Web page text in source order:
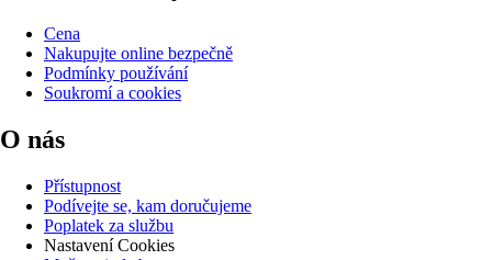
Cena
Nakupujte online bezpečně
Podmínky používání
Soukromí a cookies
O nás
Přístupnost
Podívejte se, kam doručujeme
Poplatek za službu
Nastavení Cookies